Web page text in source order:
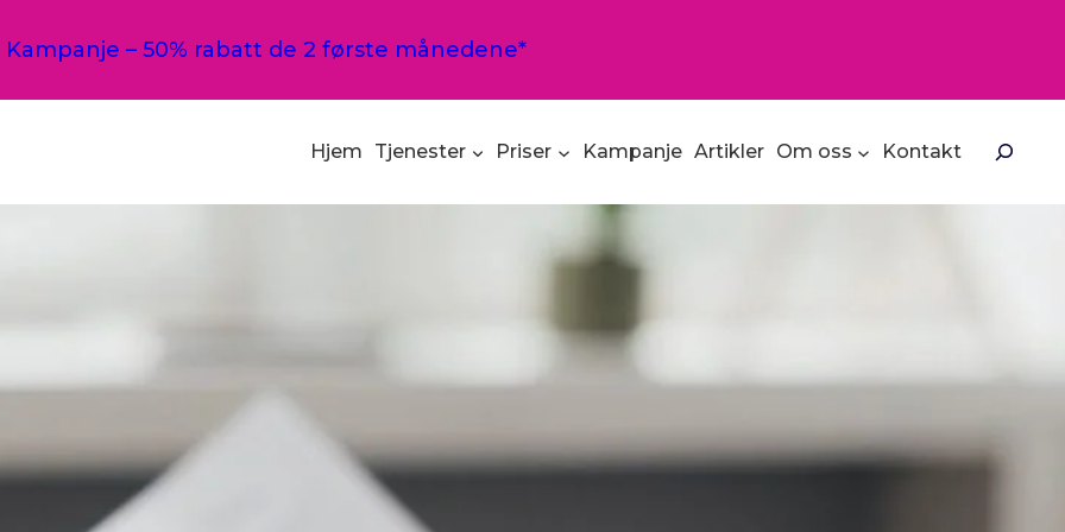
Kampanje – 50% rabatt de 2 første månedene*
Hjem Tjenester Priser Kampanje Artikler Om oss Kontakt Søk